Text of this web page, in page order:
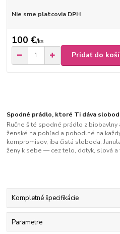
Nie sme platcovia DPH
100 €/ks
Pridať do
Spodné prádlo, ktoré Ti dáva
Ručne šité spodné prádlo z biobavlny
ženské na pohľad a pohodlné na
kompromisov, iba čistá sloboda.
ženy k sebe — cez telo, dotyk, slová a
Kompletné špecifikácie
Parametre